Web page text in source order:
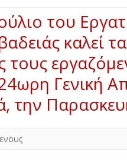
του
καλεί
τους
Γενική
την